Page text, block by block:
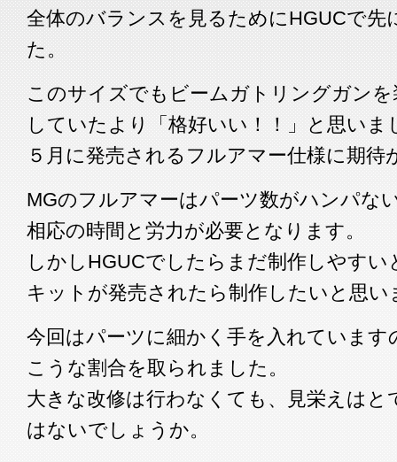
全体のバランスを見るためにHGUCで先
た。
このサイズでもビームガトリングガン
していたより「格好いい！！」と思いま
５月に発売されるフルアマー仕様に期待
MGのフルアマーはパーツ数がハンパな
相応の時間と労力が必要となります。
しかしHGUCでしたらまだ制作しやす
キットが発売されたら制作したいと思い
今回はパーツに細かく手を入れています
こうな割合を取られました。
大きな改修は行わなくても、見栄えは
はないでしょうか。